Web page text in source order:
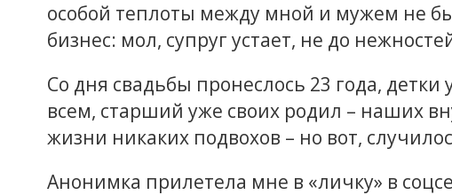
особой теплоты между мной и мужем не
бизнес: мол, супруг устает, не до
Со дня свадьбы пронеслось 23 года, детки
всем, старший уже своих родил – наших
жизни никаких подвохов – но вот,
Анонимка прилетела мне в «личку» в